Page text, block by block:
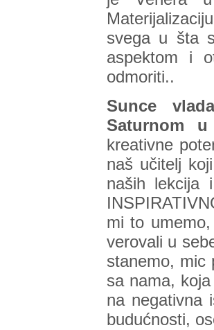
svega u šta
aspektom i
odmoriti..
Sunce
Saturnom
u
kreativne
naš učitelj
naših lekcija
mi to
verovali u
stanemo, mic
sa nama,
na negativna
budućnosti,